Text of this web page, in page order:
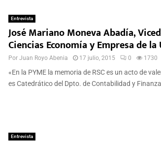
Entrevista
José Mariano Moneva Abadía,
Ciencias Economía y Empresa de
Por Juan Royo Abenia 17 julio, 2015 0 1730
«En la PYME la memoria de RSC es un acto de
es Catedrático del Dpto. de Contabilidad y
Entrevista